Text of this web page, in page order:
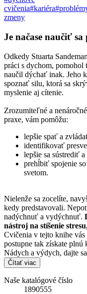
cvičenia#kariéra
zmeny
Je načase naučiť
Odkedy Stuarta
práci s dychom,
naučil dýchať inak. Jeho
spoznať silu, ktorá sa
myslenie aj cítenie.
Zrozumiteľné a
praxe, vám pomôžu:
lepšie spať a
identifikovať
lepšie sa sústrediť
prehĺbiť spojenie
svetom.
Nielenže sa zocelíte,
kedy predstavovali.
nadýchnuť a vydýchnuť.
nástroj na stíšenie
Cvičenia v tejto knihe
postupne tak získate
Nádych a výdych, dajte
Čítať viac
Naše katalógové číslo
1890555